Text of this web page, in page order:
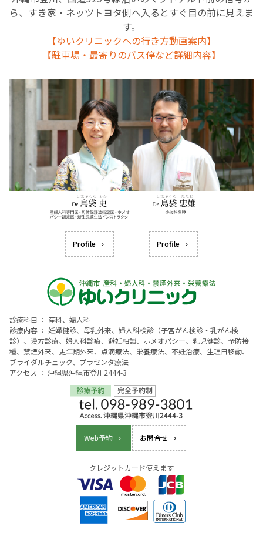
ら、すき家・ネッツトヨタ側へ入るとすぐ目の前に見えま
す。
【ゆいクリニックへの行き方動画案内】
【駐車場・最寄りのバス停など詳細内容】
Profile Profile
診療科目 ： 産科、婦人科
診療内容 ： 妊婦健診、母乳外来、婦人科検診（子宮がん検診・乳がん検
診）、漢方診療、婦人科診療、避妊相談、ホメオパシー、乳児健診、予防接
種、禁煙外来、更年期外来、点滴療法、栄養療法、不妊治療、生理日移動、
ブライダルチェック、プラセンタ療法
アクセス ： 沖縄県沖縄市登川2444-3
Web予約 お問合せ
クレジットカード使えます